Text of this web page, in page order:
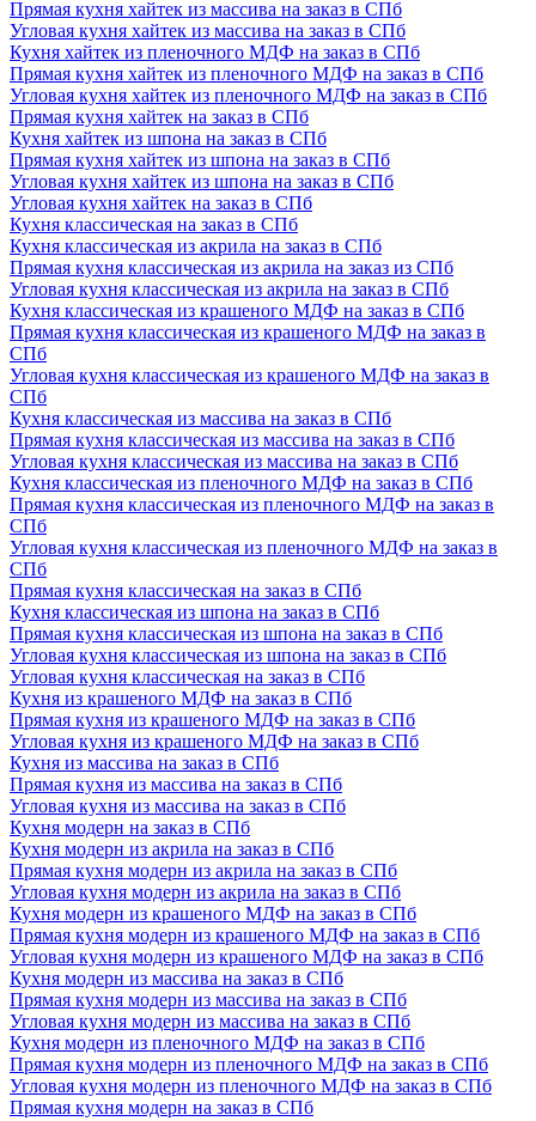
Прямая кухня хайтек из массива на заказ в СПб
Угловая кухня хайтек из массива на заказ в СПб
Кухня хайтек из пленочного МДФ на заказ в СПб
Прямая кухня хайтек из пленочного МДФ на заказ в СПб
Угловая кухня хайтек из пленочного МДФ на заказ в СПб
Прямая кухня хайтек на заказ в СПб
Кухня хайтек из шпона на заказ в СПб
Прямая кухня хайтек из шпона на заказ в СПб
Угловая кухня хайтек из шпона на заказ в СПб
Угловая кухня хайтек на заказ в СПб
Кухня классическая на заказ в СПб
Кухня классическая из акрила на заказ в СПб
Прямая кухня классическая из акрила на заказ из СПб
Угловая кухня классическая из акрила на заказ в СПб
Кухня классическая из крашеного МДФ на заказ в СПб
Прямая кухня классическая из крашеного МДФ на заказ в
СПб
Угловая кухня классическая из крашеного МДФ на заказ в
СПб
Кухня классическая из массива на заказ в СПб
Прямая кухня классическая из массива на заказ в СПб
Угловая кухня классическая из массива на заказ в СПб
Кухня классическая из пленочного МДФ на заказ в СПб
Прямая кухня классическая из пленочного МДФ на заказ в
СПб
Угловая кухня классическая из пленочного МДФ на заказ в
СПб
Прямая кухня классическая на заказ в СПб
Кухня классическая из шпона на заказ в СПб
Прямая кухня классическая из шпона на заказ в СПб
Угловая кухня классическая из шпона на заказ в СПб
Угловая кухня классическая на заказ в СПб
Кухня из крашеного МДФ на заказ в СПб
Прямая кухня из крашеного МДФ на заказ в СПб
Угловая кухня из крашеного МДФ на заказ в СПб
Кухня из массива на заказ в СПб
Прямая кухня из массива на заказ в СПб
Угловая кухня из массива на заказ в СПб
Кухня модерн на заказ в СПб
Кухня модерн из акрила на заказ в СПб
Прямая кухня модерн из акрила на заказ в СПб
Угловая кухня модерн из акрила на заказ в СПб
Кухня модерн из крашеного МДФ на заказ в СПб
Прямая кухня модерн из крашеного МДФ на заказ в СПб
Угловая кухня модерн из крашеного МДФ на заказ в СПб
Кухня модерн из массива на заказ в СПб
Прямая кухня модерн из массива на заказ в СПб
Угловая кухня модерн из массива на заказ в СПб
Кухня модерн из пленочного МДФ на заказ в СПб
Прямая кухня модерн из пленочного МДФ на заказ в СПб
Угловая кухня модерн из пленочного МДФ на заказ в СПб
Прямая кухня модерн на заказ в СПб